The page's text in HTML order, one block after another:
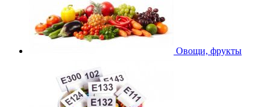
Овощи, фрукты